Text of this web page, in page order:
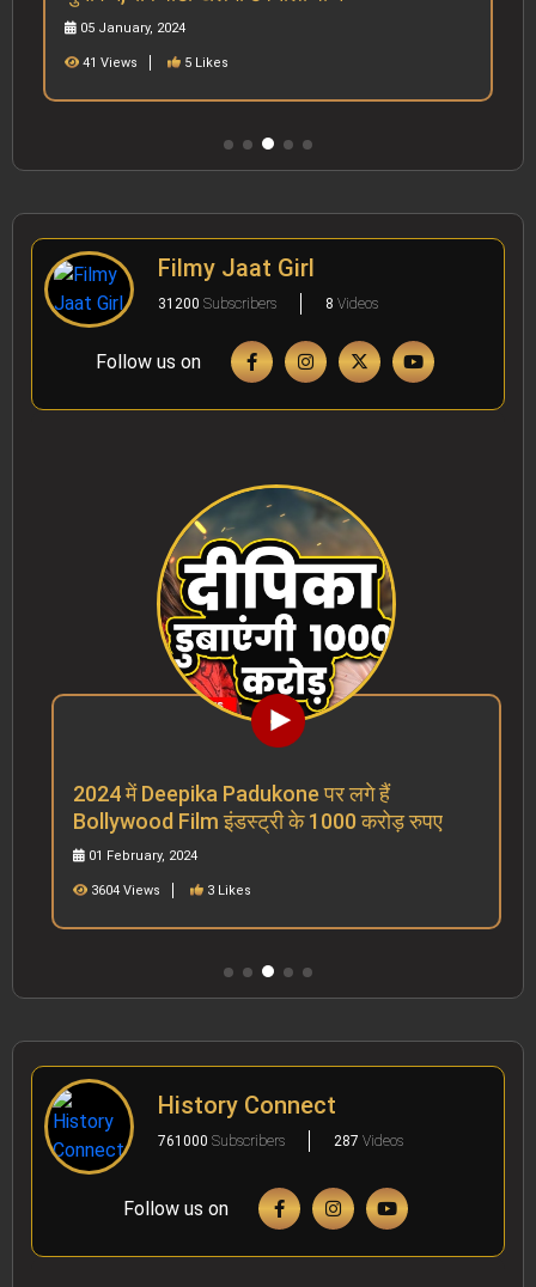
05 January, 2024
41 Views 5 Likes
Filmy Jaat Girl
31200 Subscribers 8 Videos
Follow us on
2024 में Deepika Padukone पर लगे हैं
Bollywood Film इंडस्ट्री के 1000 करोड़ रुपए
01 February, 2024
3604 Views 3 Likes
History Connect
761000 Subscribers 287 Videos
Follow us on